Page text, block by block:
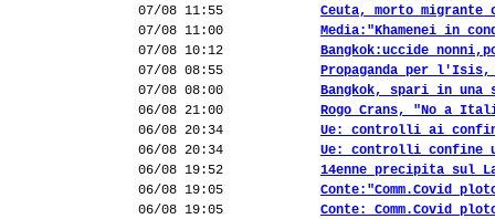
07/08 11:55
Ceuta, morto migrante
07/08 11:00
Media:"Khamenei in
07/08 10:12
Bangkok:uccide
07/08 08:55
Propaganda per l'Isis,
07/08 08:00
Bangkok, spari in
06/08 21:00
Rogo Crans, "No a
06/08 20:34
Ue: controlli ai
06/08 20:34
Ue: controlli confine
06/08 19:52
14enne precipita sul
06/08 19:05
Conte:"Comm.Covid
06/08 19:05
Conte: Comm.Covid